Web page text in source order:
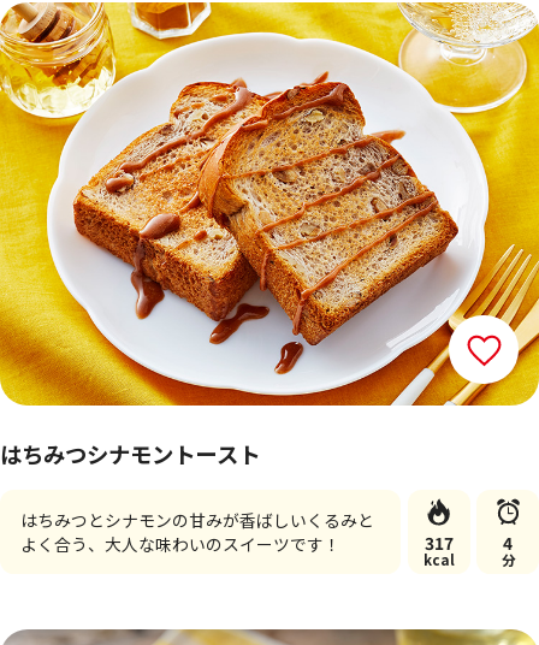
はちみつシナモントースト
はちみつとシナモンの甘みが香ばしいくるみと
よく合う、大人な味わいのスイーツです！
317
kcal
4
分